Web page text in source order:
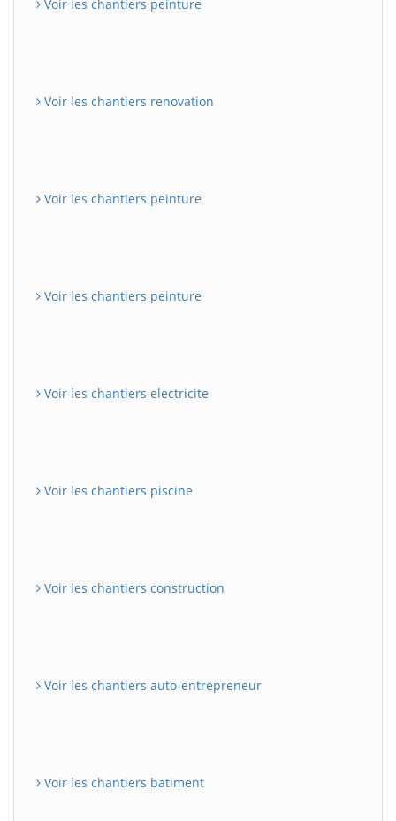
Voir les chantiers peinture
Voir les chantiers renovation
Voir les chantiers peinture
Voir les chantiers peinture
Voir les chantiers electricite
Voir les chantiers piscine
Voir les chantiers construction
Voir les chantiers auto-entrepreneur
Voir les chantiers batiment